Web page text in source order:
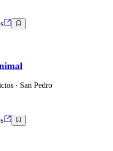
· San Pedro